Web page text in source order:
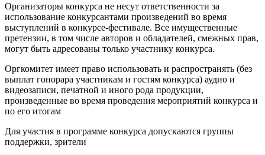
Организаторы конкурса не несут ответственности за
использование конкурсантами произведений во время
выступлений в конкурсе-фестивале. Все имущественные
претензии, в том числе авторов и обладателей, смежных прав,
могут быть адресованы только участнику конкурса.
Оргкомитет имеет право использовать и распространять (без
выплат гонорара участникам и гостям конкурса) аудио и
видеозаписи, печатной и иного рода продукции,
произведенные во время проведения мероприятий конкурса и
по его итогам
Для участия в программе конкурса допускаются группы
поддержки, зрители